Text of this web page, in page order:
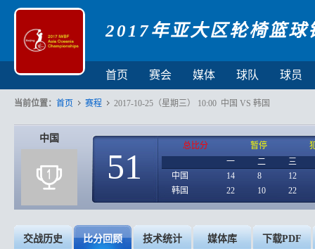
2017年亚大区轮椅篮球
首页 赛会 媒体 球队 球员
当前位置： 首页 赛程 2017-10-25（星期三） 10:00 中国 VS 韩国
中国
51
总比分 暂停
一
二
三
中国
14 8
12
韩国
22 10 22
交战历史 比分回顾 技术统计 媒体库 下载PDF